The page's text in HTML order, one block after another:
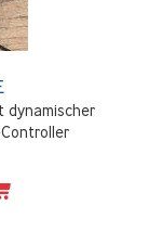
dynamischer